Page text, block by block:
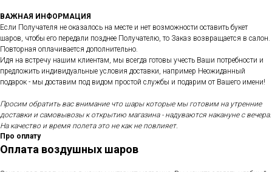
ВАЖНАЯ ИНФОРМАЦИЯ
Если Получателя не оказалось на месте и нет возможности оставить букет
шаров, чтобы его передали позднее Получателю, то Заказ возвращается в салон.
Повторная оплачивается дополнительно.
Идя на встречу нашим клиентам, мы всегда готовы учесть Ваши потребности и
предложить индивидуальные условия доставки, например Неожиданный
подарок - мы доставим под видом простой службы и подарим от Вашего имени!
Просим обратить вас внимание что шары которые мы готовим на утренние
доставки и самовывозы к открытию магазина - надуваются накануне с вечера.
На качество и время полета это не как не повлияет.
Про оплату
Оплата воздушных шаров